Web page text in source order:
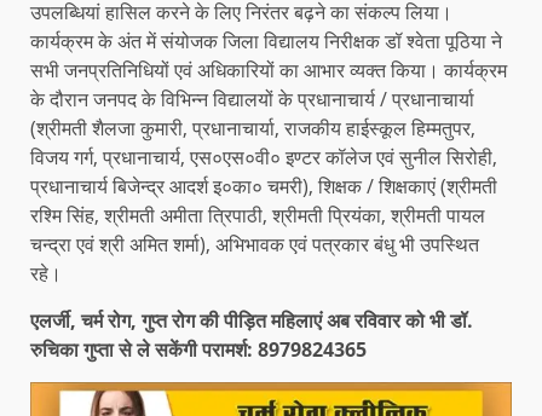
उपलब्धियां हासिल करने के लिए निरंतर बढ़ने का संकल्प लिया।
कार्यक्रम के अंत में संयोजक जिला विद्यालय निरीक्षक डॉ श्वेता पूठिया ने
सभी जनप्रतिनिधियों एवं अधिकारियों का आभार व्यक्त किया। कार्यक्रम
के दौरान जनपद के विभिन्न विद्यालयों के प्रधानाचार्य / प्रधानाचार्या
(श्रीमती शैलजा कुमारी, प्रधानाचार्या, राजकीय हाईस्कूल हिम्मतुपर,
विजय गर्ग, प्रधानाचार्य, एस०एस०वी० इण्टर कॉलेज एवं सुनील सिरोही,
प्रधानाचार्य बिजेन्द्र आदर्श इ०का० चमरी), शिक्षक / शिक्षकाएं (श्रीमती
रश्मि सिंह, श्रीमती अमीता त्रिपाठी, श्रीमती प्रियंका, श्रीमती पायल
चन्द्रा एवं श्री अमित शर्मा), अभिभावक एवं पत्रकार बंधु भी उपस्थित
रहे।
एलर्जी, चर्म रोग, गुप्त रोग की पीड़ित महिलाएं अब रविवार को भी डॉ.
रुचिका गुप्ता से ले सकेंगी परामर्श: 8979824365